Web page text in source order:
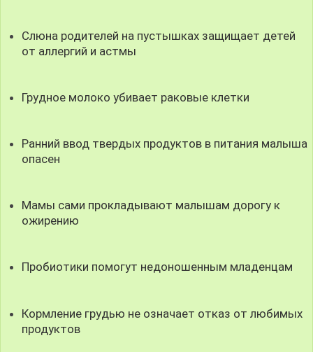
Слюна родителей на пустышках защищает детей
от аллергий и астмы
Грудное молоко убивает раковые клетки
Ранний ввод твердых продуктов в питания малыша
опасен
Мамы сами прокладывают малышам дорогу к
ожирению
Пробиотики помогут недоношенным младенцам
Кормление грудью не означает отказ от любимых
продуктов